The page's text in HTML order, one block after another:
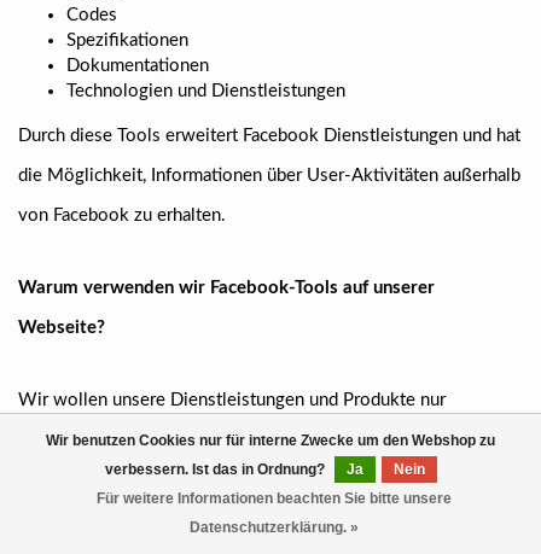
Codes
Spezifikationen
Dokumentationen
Technologien und Dienstleistungen
Durch diese Tools erweitert Facebook Dienstleistungen und hat
die Möglichkeit, Informationen über User-Aktivitäten außerhalb
von Facebook zu erhalten.
Warum verwenden wir Facebook-Tools auf unserer
Webseite?
Wir wollen unsere Dienstleistungen und Produkte nur
Menschen zeigen, die sich auch wirklich dafür interessieren.
Mithilfe von Werbeanzeigen (Facebook-Ads) können wir genau
diese Menschen erreichen. Damit den Usern passende
Wir benutzen Cookies nur für interne Zwecke um den Webshop zu
verbessern. Ist das in Ordnung?
Ja
Nein
Für weitere Informationen beachten Sie bitte unsere
Datenschutzerklärung. »